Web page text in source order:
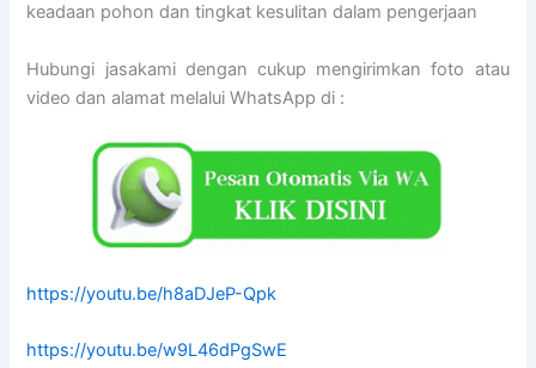
keadaan pohon dan tingkat kesulitan dalam pengerjaan
Hubungi jasakami dengan cukup mengirimkan foto atau
video dan alamat melalui WhatsApp di :
https://youtu.be/h8aDJeP-Qpk
https://youtu.be/w9L46dPgSwE